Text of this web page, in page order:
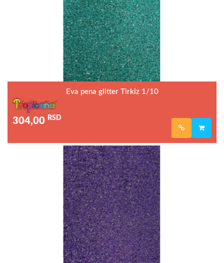
Eva pena glitter Tirkiz 1/10
304,00 RSD